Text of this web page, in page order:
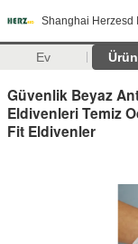
Shanghai Herzesd
Ev
Güvenlik Beyaz
Eldivenleri Temiz
Fit Eldivenler